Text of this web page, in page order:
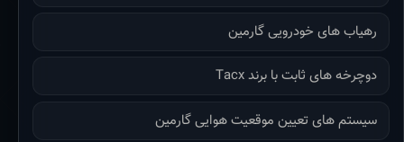
رهیاب های خودرویی گارمین
دوچرخه های ثابت با برند Tacx
سیستم های تعیین موقعیت هوایی گارمین